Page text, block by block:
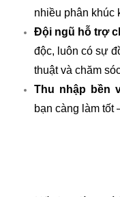
nhiều phân khúc
Đội ngũ hỗ trợ
độc, luôn có sự
thuật và chăm
Thu nhập bền
bạn càng làm tốt